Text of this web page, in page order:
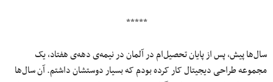
*****
سال‌ها پیش، پس از پایان تحصیل‌ام در آلمان در نیمه‌ی دهه‌ی هفتاد، یک
مجموعه طراحی دیجیتال کار کرده بودم که بسیار دوستشان داشتم. آن سال‌ها